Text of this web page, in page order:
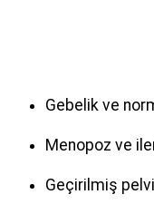
Gebelik ve
Menopoz ve
Geçirilmiş